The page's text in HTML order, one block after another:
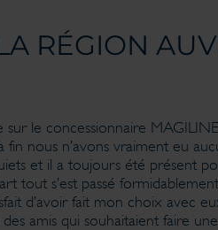
RÉGION
le concessionnaire
nous n’avons vraiment eu
et il a toujours été présent
tout s’est passé
d’avoir fait mon choix avec
amis qui souhaitaient faire